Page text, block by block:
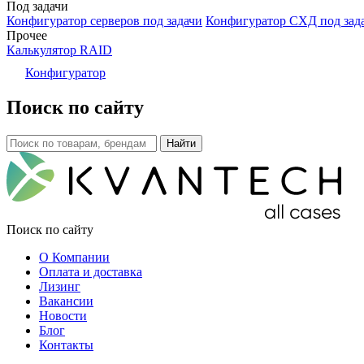
Под задачи
Конфигуратор серверов под задачи Конфигуратор СХД под
Прочее
Калькулятор RAID
Конфигуратор
Поиск по сайту
Поиск по сайту
О Компании
Оплата и доставка
Лизинг
Вакансии
Новости
Блог
Контакты